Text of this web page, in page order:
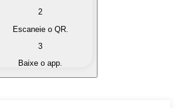
em moeda fiduciária
por outra
2
Escaneie o QR.
3
Baixe o app.